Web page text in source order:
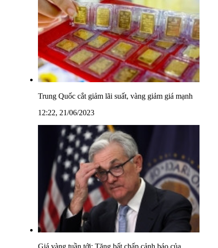
Trung Quốc cắt giảm lãi suất, vàng giảm giá mạnh
12:22, 21/06/2023
Giá vàng tuần tới: Tăng bất chấp cảnh báo của